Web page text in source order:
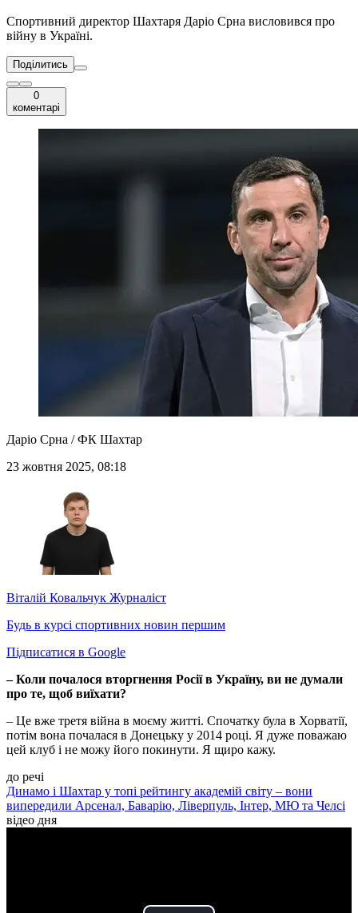
Спортивний директор Шахтаря Даріо Срна висловився про
війну в Україні.
Поділитись
0
коментарі
Даріо Срна / ФК Шахтар
23 жовтня 2025, 08:18
Віталій Ковальчук Журналіст
Будь в курсі спортивних новин першим
Підписатися в Google
– Коли почалося вторгнення Росії в Україну, ви не думали
про те, щоб виїхати?
– Це вже третя війна в моєму житті. Спочатку була в Хорватії,
потім вона почалася в Донецьку у 2014 році. Я дуже поважаю
цей клуб і не можу його покинути. Я щиро кажу.
до речі
Динамо і Шахтар у топі рейтингу академій світу – вони
випередили Арсенал, Баварію, Ліверпуль, Інтер, МЮ та Челсі
відео дня